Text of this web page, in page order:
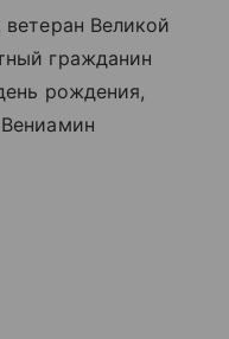
Великой
гражданин
рождения,